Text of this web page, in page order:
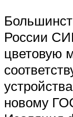
России
цветовую
новому